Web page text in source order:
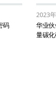
码
2023
华业
量碳